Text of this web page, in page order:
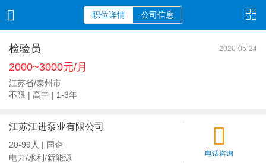
职位详情 公司信息
检验员 2020-05-24
2000~3000元/月
江苏省/泰州市
不限 | 高中 | 1-3年
江苏江进泵业有限公司
20-99人 | 国企
电力/水利/新能源
电话咨询